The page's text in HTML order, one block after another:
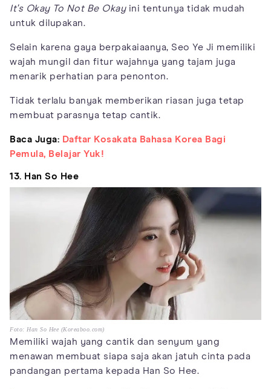
It's Okay To Not Be Okayini tentunya tidak mudah
untuk dilupakan.
Selain karena gaya berpakaiaanya, Seo Ye Ji memiliki
wajah mungil dan fitur wajahnya yang tajam juga
menarik perhatian para penonton.
Tidak terlalu banyak memberikan riasan juga tetap
membuat parasnya tetap cantik.
Baca Juga: Daftar Kosakata Bahasa Korea Bagi
Pemula, Belajar Yuk!
13. Han So Hee
Foto: Han So Hee (Koreaboo.com)
Memiliki wajah yang cantik dan senyum yang
menawan membuat siapa saja akan jatuh cinta pada
pandangan pertama kepada Han So Hee.